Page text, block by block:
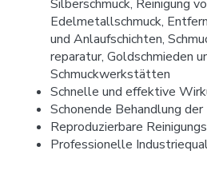
Silberschmuck, Reinigung
Edelmetallschmuck,
und Anlaufschichten,
reparatur, Goldschmieden
Schmuckwerkstätten
Schnelle und effektive
Schonende Behandlung
Reproduzierbare
Professionelle